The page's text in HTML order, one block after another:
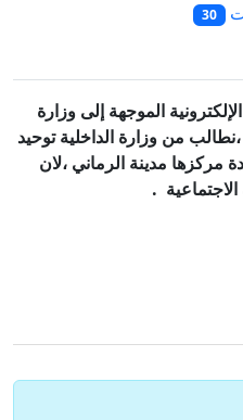
30
الموجهة إلى وزارة
،نطالب من وزارة الداخلية توحيد
مركزها مدينة الرماني ،لان
.